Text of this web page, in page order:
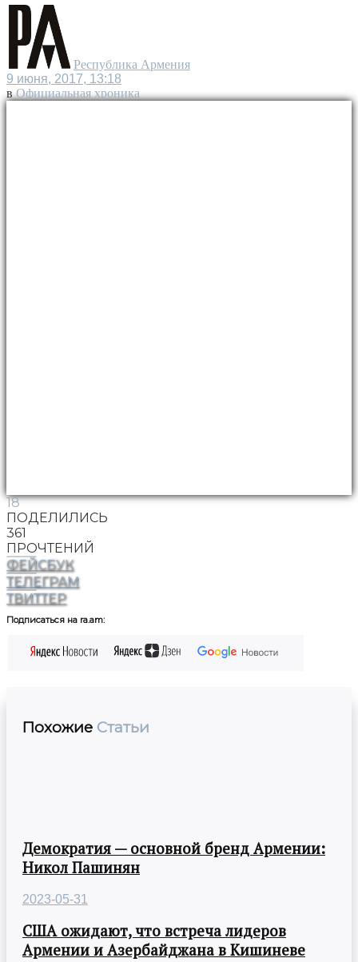
Республика Армения
9 июня, 2017, 13:18
в Официальная хроника
18
ПОДЕЛИЛИСЬ
361
ПРОЧТЕНИЙ
ФЕЙСБУК
ТЕЛЕГРАМ
ТВИТТЕР
Подписаться на ra.am:
Похожие Статьи
Демократия — основной бренд Армении:
Никол Пашинян
2023-05-31
США ожидают, что встреча лидеров
Армении и Азербайджана в Кишиневе